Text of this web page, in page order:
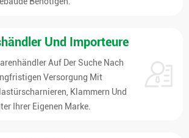
Und Importeure
Auf Der Suche Nach
Versorgung Mit
Klammern Und
Ihrer Eigenen Marke.